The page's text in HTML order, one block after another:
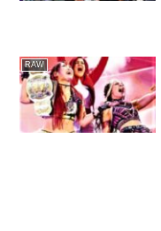
RAW